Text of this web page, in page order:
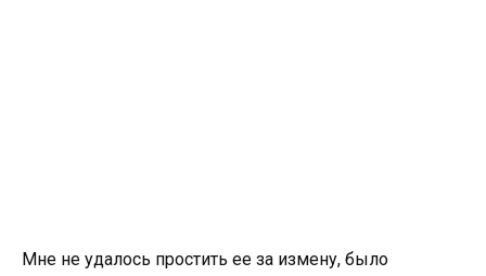
Мне не удалось простить ее за измену, было